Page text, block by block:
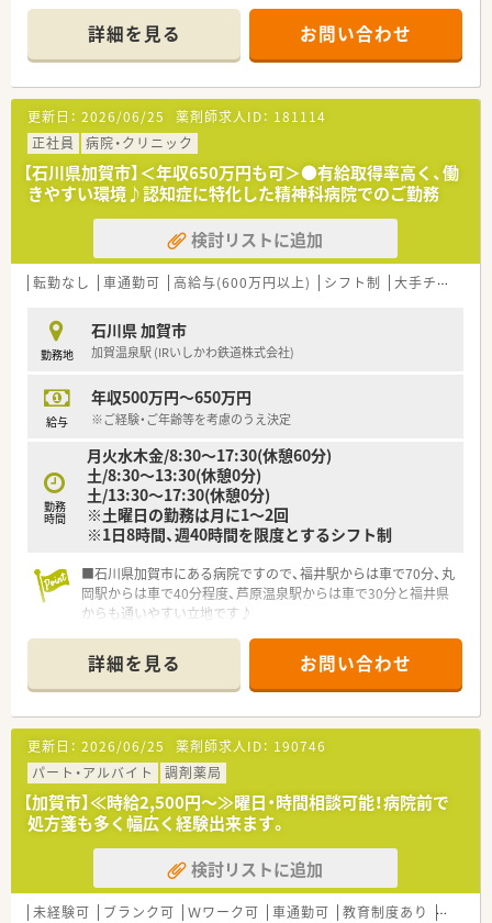
■残業もなく、メリハリをもってご勤務頂けます♪
■全国に医療機関を展開しているグループが運営していますの
で、経営状況も安定しています。
■外来は院外に出しており、入院患者様と老健の患者様の調剤等
がメインの業務となります。
詳細を見る お問い合わせ
更新日： 2026/06/25 薬剤師求人ID： 181114
正社員
病院・クリニック
【石川県加賀市】＜年収650万円も可＞●有給取得率高く、働
きやすい環境♪認知症に特化した精神科病院でのご勤務
検討リストに追加
転勤なし 車通勤可 高給与(600万円以上) シフト制 大手チェーン以外
勤務地
石川県 加賀市
加賀温泉駅 (IRいしかわ鉄道株式会社)
給与
年収500万円～650万円
※ご経験・ご年齢等を考慮のうえ決定
勤務
時間
月火水木金/8:30～17:30(休憩60分)
土/8:30～13:30(休憩0分)
土/13:30～17:30(休憩0分)
※土曜日の勤務は月に1～2回
※1日8時間、週40時間を限度とするシフト制
■石川県加賀市にある病院ですので、福井駅からは車で70分、丸
岡駅からは車で40分程度、芦原温泉駅からは車で30分と福井県
からも通いやすい立地です♪
詳細を見る お問い合わせ
更新日： 2026/06/25 薬剤師求人ID： 190746
パート・アルバイト
調剤薬局
【加賀市】≪時給2,500円～≫曜日・時間相談可能！病院前で
処方箋も多く幅広く経験出来ます。
検討リストに追加
未経験可 ブランク可 Ｗワーク可 車通勤可 教育制度あり 大手チ